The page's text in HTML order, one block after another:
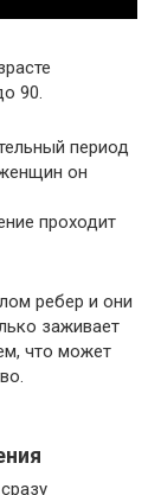
90.
период
он
проходит
ребер и они
заживает
что может